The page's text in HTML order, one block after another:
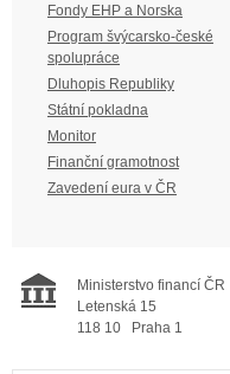
Fondy EHP a Norska
Program švýcarsko-české
spolupráce
Dluhopis Republiky
Státní pokladna
Monitor
Finanční gramotnost
Zavedení eura v ČR
Ministerstvo financí ČR
Letenská 15
118 10
Praha 1